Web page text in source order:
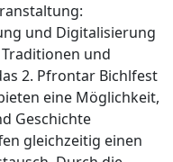
und Digitalisierung
und
2. Pfrontar Bichlfest
eine Möglichkeit,
Geschichte
gleichzeitig einen